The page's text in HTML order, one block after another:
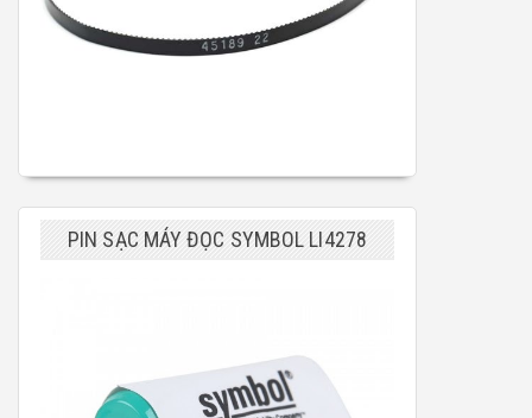
PIN SẠC MÁY ĐỌC SYMBOL LI4278